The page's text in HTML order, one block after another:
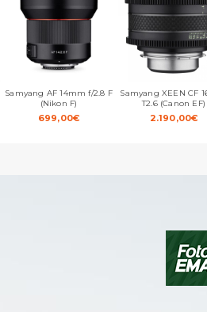
Samyang AF 14mm f/2.8 F
(Nikon F)
699,00€
Samyang XEEN CF
T2.6 (Canon EF)
2.190,00€